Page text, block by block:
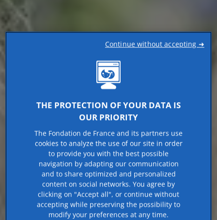
THE PROTECTION OF YOUR DATA IS
OUR PRIORITY
The Fondation de France and its partners use
cookies to analyze the use of our site in order
to provide you with the best possible
navigation by adapting our communication
and to share optimized and personalized
content on social networks. You agree by
clicking on "Accept all", or continue without
accepting while preserving the possibility to
modify your preferences at any time.
Continue without accepting ➜